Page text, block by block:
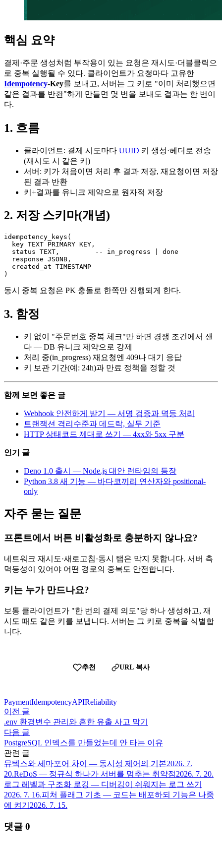
핵심 요약
결제·주문 생성처럼 부작용이 있는 요청은 재시도·더블클릭으
로 중복 실행될 수 있다. 클라이언트가 요청마다 고유한
Idempotency-Key를 보내고, 서버는 그 키로 "이미 처리했으면
같은 결과를 반환"하게 만들면 몇 번을 보내도 결과는 한 번이
다.
1. 흐름
클라이언트: 결제 시도마다 UUID 키 생성·헤더로 전송
(재시도 시 같은 키)
서버: 키가 처음이면 처리 후 결과 저장, 재요청이면 저장
된 결과 반환
키+결과를 유니크 제약으로 원자적 저장
2. 저장 스키마(개념)
idempotency_keys(
  key TEXT PRIMARY KEY,
  status TEXT,         -- in_progress | done
  response JSONB,
  created_at TIMESTAMP
)
동시 중복 요청은 PK 충돌로 한쪽만 진행되게 한다.
3. 함정
키 없이 "주문번호 중복 체크"만 하면 경쟁 조건에서 샌
다 — DB 유니크 제약으로 강제
처리 중(in_progress) 재요청엔 409나 대기 응답
키 보관 기간(예: 24h)과 만료 정책을 정할 것
함께 보면 좋은 글
Webhook 안전하게 받기 — 서명 검증과 멱등 처리
트랜잭션 격리수준과 데드락, 실무 기준
HTTP 상태코드 제대로 쓰기 — 4xx와 5xx 구분
인기 글
Deno 1.0 출시 — Node.js 대안 런타임의 등장
Python 3.8 새 기능 — 바다코끼리 연산자와 positional-
only
자주 묻는 질문
프론트에서 버튼 비활성화로 충분하지 않나요?
네트워크 재시도·새로고침·동시 탭은 막지 못합니다. 서버 측
멱등성이 있어야 어떤 경로의 중복도 안전합니다.
키는 누가 만드나요?
보통 클라이언트가 "한 번의 결제 의도"당 하나 생성하고, 재
시도 때도 같은 키를 보냅니다. 서버는 그 키로 중복을 식별합
니다.
추천 URL 복사
PaymentIdempotencyAPIReliability
이전 글
.env 환경변수 관리와 흔한 유출 사고 막기
다음 글
PostgreSQL 인덱스를 만들었는데 안 타는 이유
관련 글
뮤텍스와 세마포어 차이 — 동시성 제어의 기본2026. 7.
20.ReDoS — 정규식 하나가 서버를 멈추는 취약점2026. 7. 20.
로그 레벨과 구조화 로깅 — 디버깅이 쉬워지는 로그 쓰기
2026. 7. 16.피처 플래그 기초 — 코드는 배포하되 기능은 나중
에 켜기 2026. 7. 15.
댓글 0